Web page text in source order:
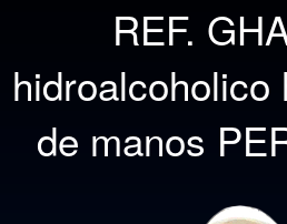
REF.
hidroalcoholico
de manos
200 ml